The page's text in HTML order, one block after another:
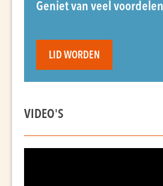
Geniet van veel
LID WORDEN
VIDEO'S